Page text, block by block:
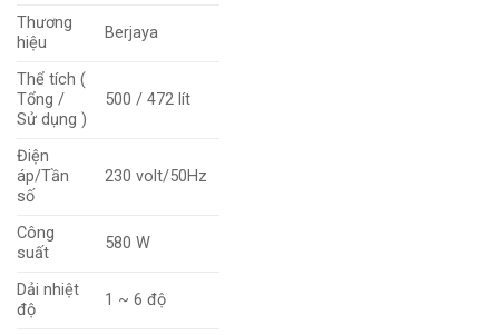
Thương
hiệu
Berjaya
Thể tích (
Tổng /
Sử dụng )
500 / 472 lít
Điện
áp/Tần
số
230 volt/50Hz
Công
suất
580 W
Dải nhiệt
độ
1 ~ 6 độ